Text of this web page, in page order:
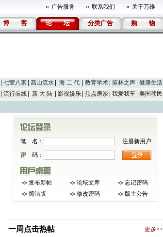
广告服务 联系我们 关于万维
博 客 论 坛 分类广告 购 物
七荤八素 高山流水 海 二 代 教育学术 笑林之声
健康生活
流行前线 新 大 陆 影视娱乐 焦点房谈 我爱我车 美国移民
笔 名：
注册新用户
密 码：
发布新帖 论坛文库
忘记密码
简洁版
修改密码 版主公告
一周点击热帖 更多>>